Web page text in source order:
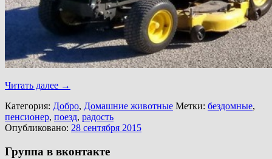
Читать далее →
Категория: Добро, Домашние животные Метки: бездомные,
пенсионер, поезд, радость
Опубликовано: 28 сентября 2015
Группа в вконтакте